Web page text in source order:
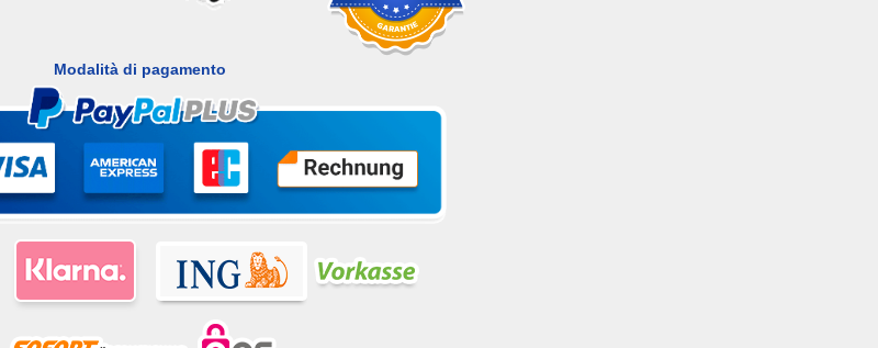
Modalità di pagamento